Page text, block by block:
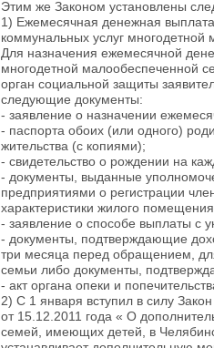
Этим же Законом установлены
1) Ежемесячная денежная
коммунальных услуг многодетной
Для назначения ежемесячной
многодетной малообеспеченной
орган социальной защиты
следующие документы:
- заявление о назначении
- паспорта обоих (или одного)
жительства (с копиями);
- свидетельство о рождении на
- документы, выданные
предприятиями о регистрации
характеристики жилого
- заявление о способе выплаты с
- документы, подтверждающие
три месяца перед обращением,
семьи либо документы,
- акт органа опеки и
2) С 1 января вступил в силу
от 15.12.2011 года « О
семей, имеющих детей, в